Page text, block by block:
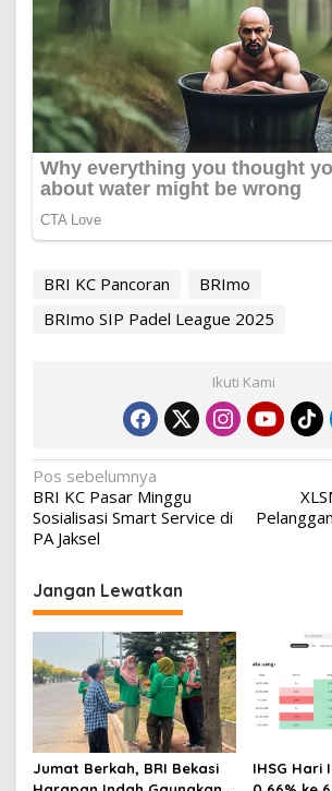
BRI KC Pancoran
BRImo
BRImo SIP Padel League 2025
Ikuti Kami
Navigasi
pos
Pos sebelumnya
BRI KC Pasar Minggu
Sosialisasi Smart Service di
PA Jaksel
Jangan Lewatkan
Jumat Berkah, BRI Bekasi
IHSG Hari